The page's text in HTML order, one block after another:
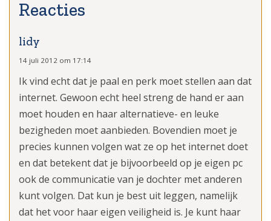
lidy
14 juli 2012 om 17:14
Ik vind echt dat je paal en perk moet stellen aan dat
internet. Gewoon echt heel streng de hand er aan
moet houden en haar alternatieve- en leuke
bezigheden moet aanbieden. Bovendien moet je
precies kunnen volgen wat ze op het internet doet
en dat betekent dat je bijvoorbeeld op je eigen pc
ook de communicatie van je dochter met anderen
kunt volgen. Dat kun je best uit leggen, namelijk
dat het voor haar eigen veiligheid is. Je kunt haar